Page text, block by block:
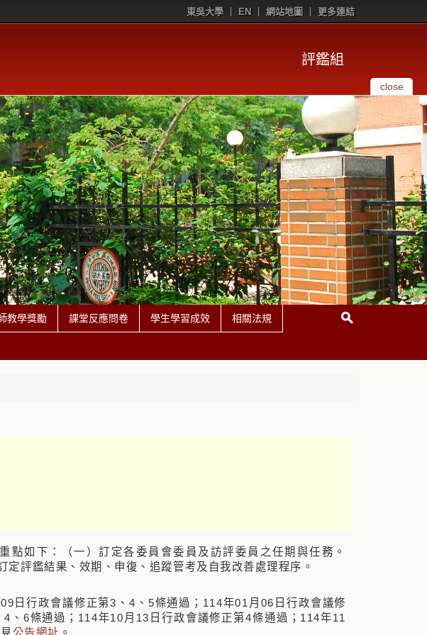
東吳大學 EN 網站地圖 更多連結
評鑑組
close
教學獎勵 課堂反應問卷 學生學習成效 相關法規
點如下：（一）訂定各委員會委員及訪評委員之任期與任務。
定評鑑結果、效期、申復、追蹤管考及自我改善處理程序。
日行政會議修正第3、4、5條通過；114年01月06日行政會議修
、6條通過；114年10月13日行政會議修正第4條通過；114年11
公告網址 。